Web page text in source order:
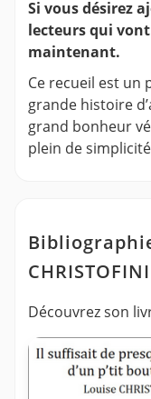
Si vous désirez
lecteurs qui vont
maintenant.
Ce recueil est un
grande histoire
grand bonheur
plein de
CHRISTOFINI
Découvrez son